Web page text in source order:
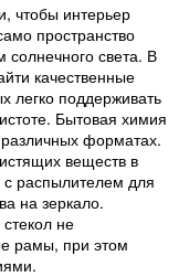
чтобы интерьер
пространство
солнечного света. В
качественные
легко поддерживать
Бытовая химия
различных форматах.
веществ в
с распылителем для
на зеркало.
не
рамы, при этом